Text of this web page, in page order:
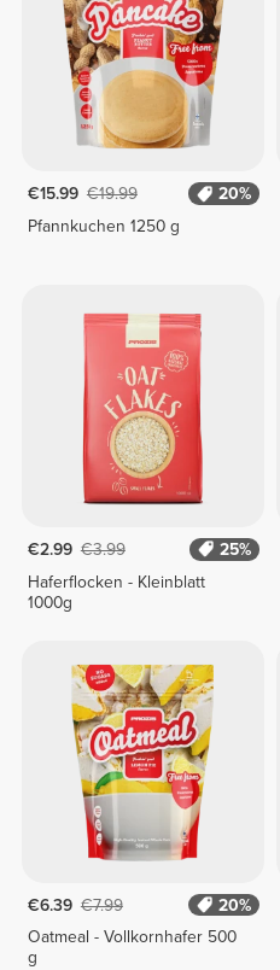
€15.99 €19.99
20%
Pfannkuchen 1250 g
€2.99 €3.99
25%
Haferflocken - Kleinblatt
1000g
€6.39 €7.99
20%
Oatmeal - Vollkornhafer 500
g